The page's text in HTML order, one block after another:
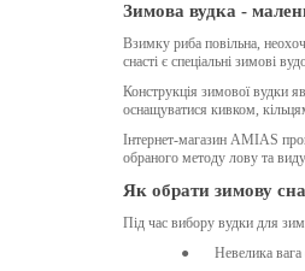
Зимова вудка -
Взимку риба повільна,
снасті є спеціальні зимові
Конструкція зимової вудки
оснащуватися кивком,
Інтернет-магазин AMIAS
обраного методу лову та
Як обрати зимову
Під час вибору вудки для
●
Невелика